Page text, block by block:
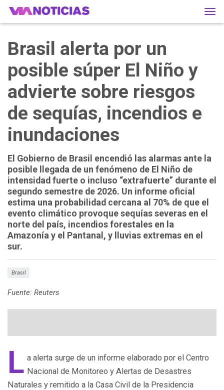
Brasil alerta por un
posible súper El Niño y
advierte sobre riesgos
de sequías, incendios e
inundaciones
El Gobierno de Brasil encendió las alarmas ante la
posible llegada de un fenómeno de El Niño de
intensidad fuerte o incluso “extrafuerte” durante el
segundo semestre de 2026. Un informe oficial
estima una probabilidad cercana al 70% de que el
evento climático provoque sequías severas en el
norte del país, incendios forestales en la
Amazonía y el Pantanal, y lluvias extremas en el
sur.
Brasil
Fuente: Reuters
L a alerta surge de un informe elaborado por el Centro
Nacional de Monitoreo y Alertas de Desastres
Naturales y remitido a la Casa Civil de la Presidencia